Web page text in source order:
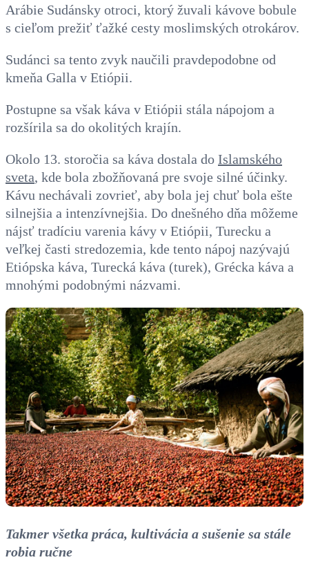
Arábie Sudánsky otroci, ktorý žuvali kávove bobule
s cieľom prežiť ťažké cesty moslimských otrokárov.
Sudánci sa tento zvyk naučili pravdepodobne od
kmeňa Galla v Etiópii.
Postupne sa však káva v Etiópii stála nápojom a
rozšírila sa do okolitých krajín.
Okolo 13. storočia sa káva dostala do Islamského
sveta, kde bola zbožňovaná pre svoje silné účinky.
Kávu nechávali zovrieť, aby bola jej chuť bola ešte
silnejšia a intenzívnejšia. Do dnešného dňa môžeme
nájsť tradíciu varenia kávy v Etiópii, Turecku a
veľkej časti stredozemia, kde tento nápoj nazývajú
Etiópska káva, Turecká káva (turek), Grécka káva a
mnohými podobnými názvami.
Takmer všetka práca, kultivácia a sušenie sa stále
robia ručne